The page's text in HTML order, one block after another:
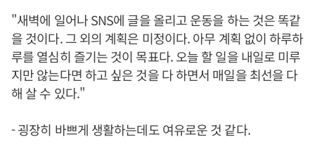
"새벽에 일어나 SNS에 글을 올리고 운동을 하는 것은 똑같
을 것이다. 그 외의 계획은 미정이다. 아무 계획 없이 하루하
루를 열심히 즐기는 것이 목표다. 오늘 할 일을 내일로 미루
지만 않는다면 하고 싶은 것을 다 하면서 매일을 최선을 다
해 살 수 있다."
- 굉장히 바쁘게 생활하는데도 여유로운 것 같다.